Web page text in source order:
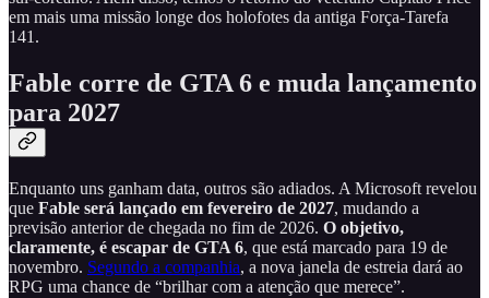
em mais uma missão longe dos holofotes da antiga Força-Tarefa
141.
Fable corre de GTA 6 e muda lançamento
para 2027
Enquanto uns ganham data, outros são adiados. A Microsoft revelou
que Fable será lançado em fevereiro de 2027, mudando a
previsão anterior de chegada no fim de 2026. O objetivo,
claramente, é escapar de GTA 6, que está marcado para 19 de
novembro. Segundo a companhia, a nova janela de estreia dará ao
RPG uma chance de “brilhar com a atenção que merece”.